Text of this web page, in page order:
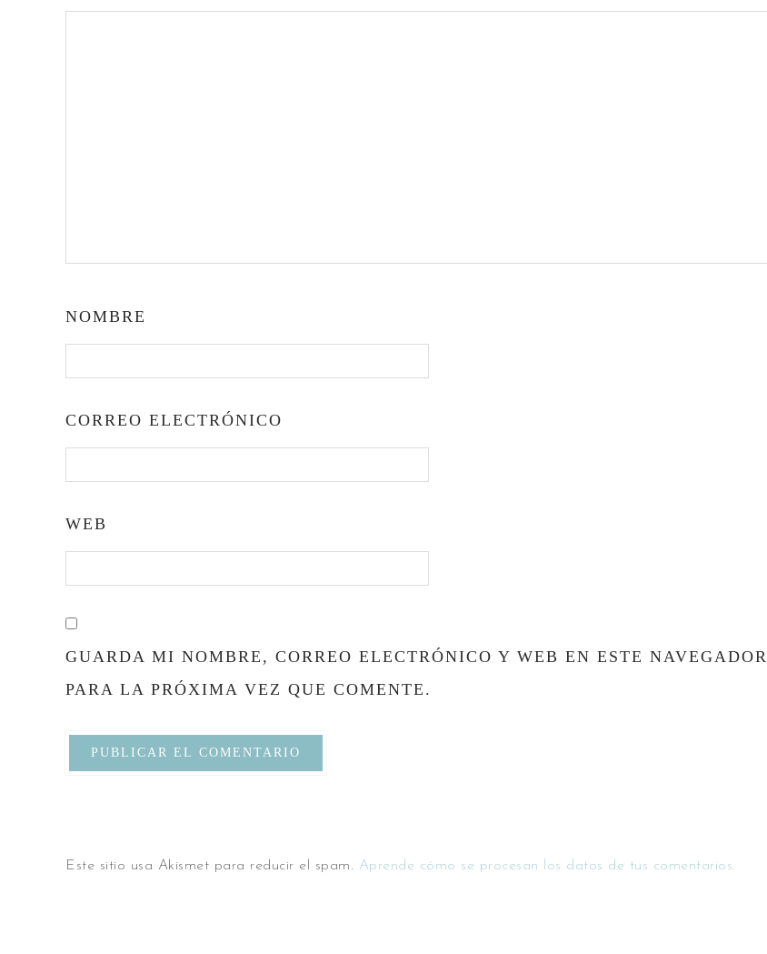
NOMBRE
CORREO ELECTRÓNICO
WEB
GUARDA MI NOMBRE, CORREO ELECTRÓNICO Y WEB EN ESTE NAVEGADOR
PARA LA PRÓXIMA VEZ QUE COMENTE.
Este sitio usa Akismet para reducir el spam. Aprende cómo se procesan los datos de tus comentarios.